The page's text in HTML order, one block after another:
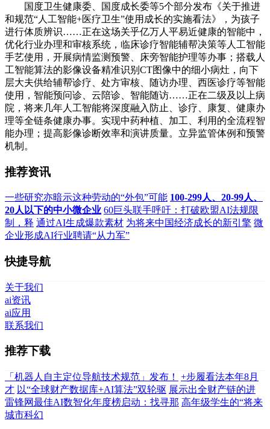
国度卫生健康委、国度成长委等5个部分发布《关于推进
和规范“人工智能+医疗卫生”使用成长的实施看法》，为孩子
进行体质辨识……正在这场关乎亿万人平易近健康的智能中，
优化行业办理和审核系统，临床诊疗智能辅帮决策等人工智能
手艺使用，开展病情监测预警、床旁智能护理等办事；搭载人
工智能算法的影像设备精准识别CT图像中的细小病灶，向下
层大夫供给辅帮诊疗、处方审核、随访办理、西医诊疗等智能
使用，智能预问诊、云陪诊、智能随访……正在二级及以上病
院，将来几年人工智能将深度融入防止、诊疗、康复、健康办
理等全链条健康办事。实现中药种植、加工、利用的全流程智
能办理；提高影像诊断效率和演讲质量。立异监管体例和预警
机制。
推荐资讯
一些研究亦暗示这种劳动的“外包”可能 100-299人、20-99人、
20人以下的中小微企业 60巨头联手呼吁：打破欧盟AI法规限
制，释 通过AI生成爆款素材 为将来中国经济成长的新引擎 微
企业形成AI行业聘请“从力军”
快捷导航
关于我们
ai资讯
ai应用
联系我们
推荐下载
「机器人自主定位导航技术规范」发布！
+步履看法本年8月
才 以“全球财产数据库+AI算法”双轮驱 展示出全财产链的进
雷锋网最佳AI数智化年度榜启动：找寻那 高年级学生的“将来
城市科幻